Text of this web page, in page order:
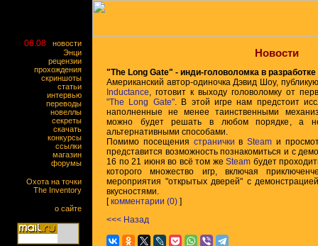
06.08
новости
Энци
рецензии
прохождения
скриншоты
статьи
интервью
переводы
новеллы
секреты
скачать
конкурсы
ссылки
магазин
форумы
Охота на точки
The Inventory
о сайте
Новости
"The Long Gate" - инди-головоломка в разработке
Американский автор-одиночка Дэвид Шоу,
Inductance, готовит к выходу головоломку от
"The Long Gate". В этой игре нам предстоит
наполненные не менее таинственными
можно будет решать в любом порядке, а
альтернативными способами.
Помимо посещения странички вSteam и
представится возможность познакомиться и с
16 по 21 июня во всё том же Steam будет
которого множество игр, включая
мероприятия "открытых дверей" с
вкусностями.
[комментарии (0) ]
<<< Назад